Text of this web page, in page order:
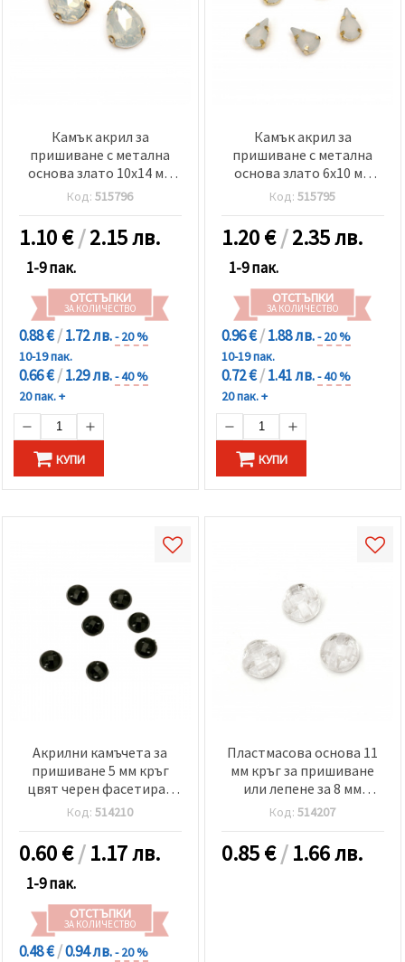
Камък акрил за
пришиване с метална
основа злато 10x14 мм
капка първо качество
млечно бял-5 броя
Код:515796
1.10€/2.15 лв.
1-9 пак.
ОТСТЪПКИ
ЗА КОЛИЧЕСТВО
0.88 €/1.72 лв.- 20 %
10-19 пак.
0.66 €/1.29 лв.- 40 %
20 пак. +
КУПИ
Камък акрил за
пришиване с метална
основа злато 6x10 мм
капка първо качество
млечно бял-20 броя
Код:515795
1.20€/2.35 лв.
1-9 пак.
ОТСТЪПКИ
ЗА КОЛИЧЕСТВО
0.96 €/1.88 лв.- 20 %
10-19 пак.
0.72 €/1.41 лв.- 40 %
20 пак. +
КУПИ
Акрилни камъчета за
пришиване 5 мм кръг
цвят черен фасетиран
-100 броя
Код:514210
0.60€/1.17 лв.
1-9 пак.
ОТСТЪПКИ
ЗА КОЛИЧЕСТВО
0.48 €/0.94 лв.- 20 %
Пластмасова основа 11
мм кръг за пришиване
или лепене за 8 мм
акрилен камък цвят
прозрачен - 10 броя
Код:514207
0.85€/1.66 лв.